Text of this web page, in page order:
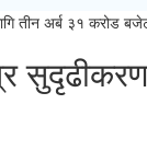
तीन अर्ब ३१ करोड